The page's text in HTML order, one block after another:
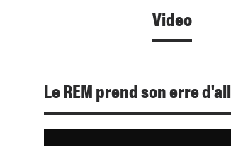
Video
Le REM prend son erre